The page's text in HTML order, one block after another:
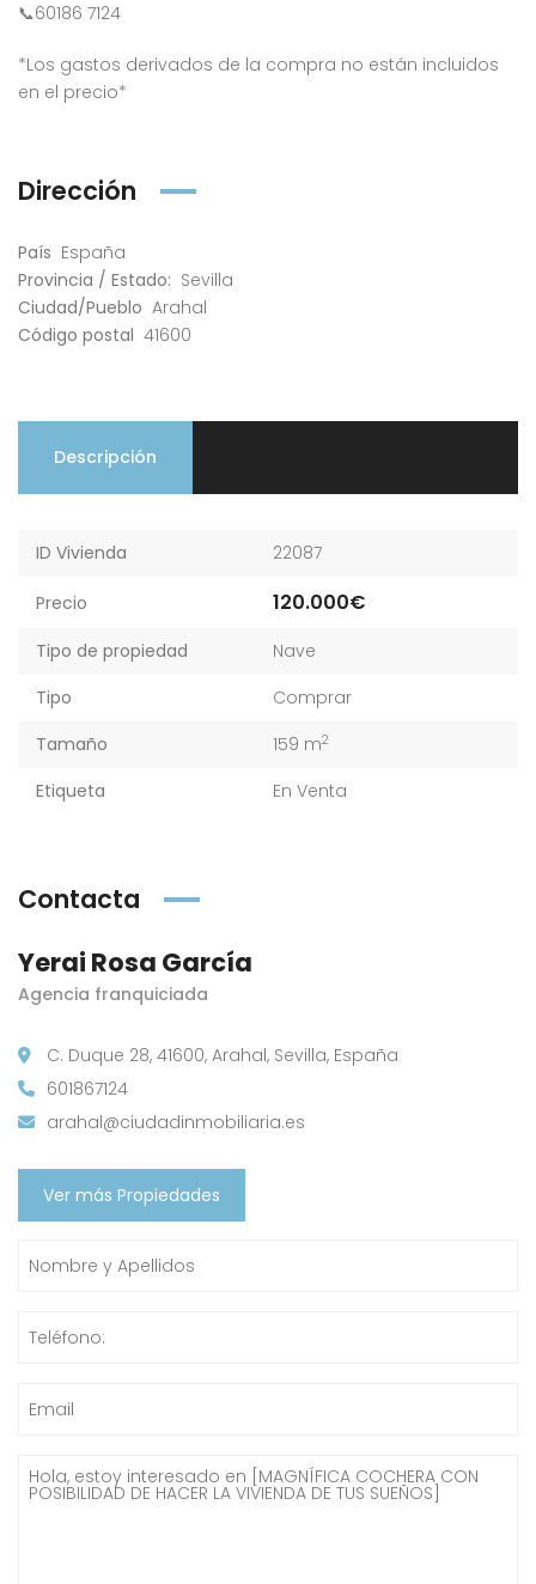
📞60186 7124
*Los gastos derivados de la compra no están incluidos
en el precio*
Dirección
País España
Provincia / Estado: Sevilla
Ciudad/Pueblo Arahal
Código postal 41600
Descripción
ID Vivienda 22087
Precio 120.000€
Tipo de propiedad
Nave
Tipo
Comprar
Tamaño
159 m2
Etiqueta En Venta
Contacta
Yerai Rosa García
Agencia franquiciada
C. Duque 28, 41600, Arahal, Sevilla, España
601867124
arahal@ciudadinmobiliaria.es
Ver más Propiedades